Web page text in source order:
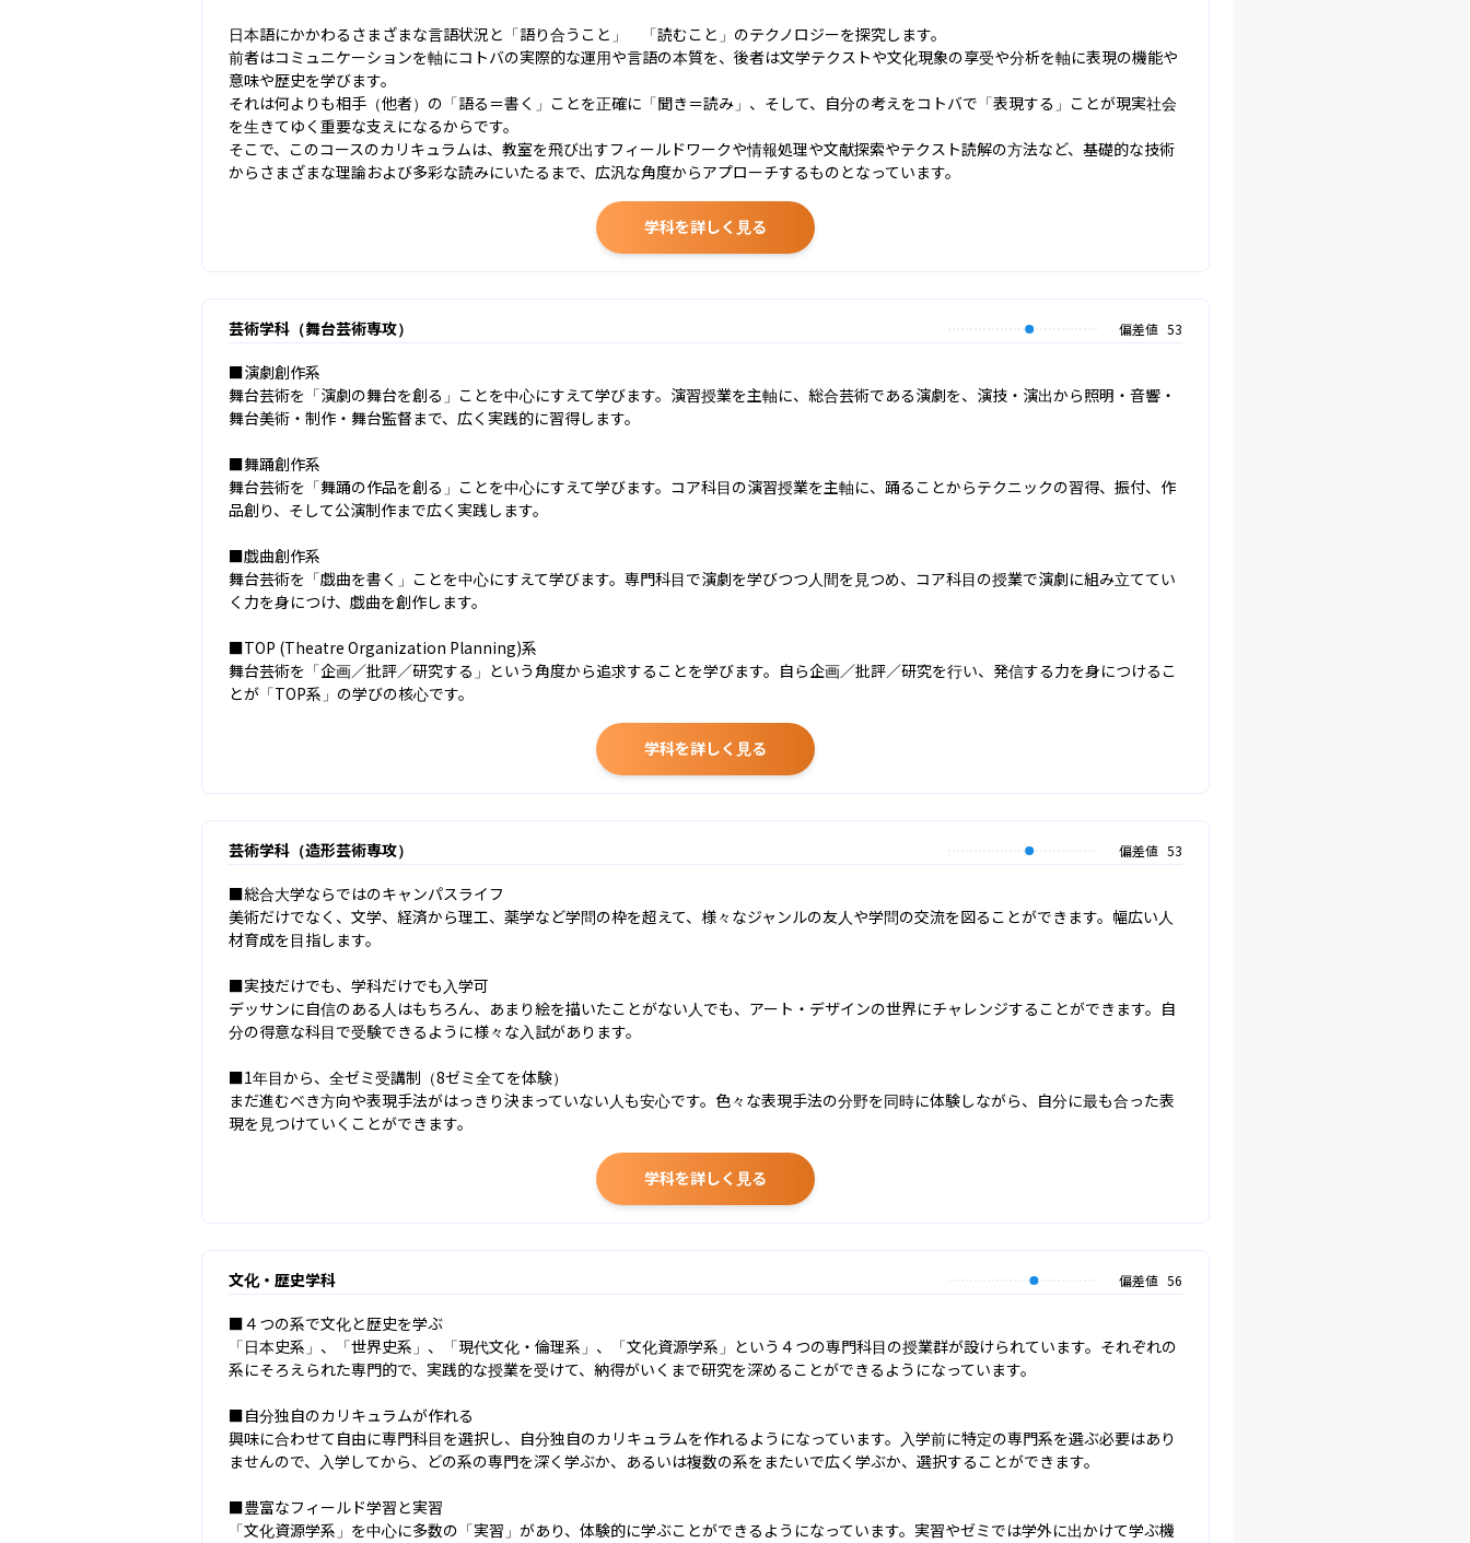
日本語にかかわるさまざまな言語状況と「語り合うこと」　「読むこと」のテクノロジーを探究します。
前者はコミュニケーションを軸にコトバの実際的な運用や言語の本質を、後者は文学テクストや文化現象の享受や分析を軸に表現の機能や
意味や歴史を学びます。
それは何よりも相手（他者）の「語る＝書く」ことを正確に「聞き＝読み」、そして、自分の考えをコトバで「表現する」ことが現実社会
を生きてゆく重要な支えになるからです。
そこで、このコースのカリキュラムは、教室を飛び出すフィールドワークや情報処理や文献探索やテクスト読解の方法など、基礎的な技術
からさまざまな理論および多彩な読みにいたるまで、広汎な角度からアプローチするものとなっています。
学科を詳しく見る
芸術学科（舞台芸術専攻） 偏差値 53
■演劇創作系
舞台芸術を「演劇の舞台を創る」ことを中心にすえて学びます。演習授業を主軸に、総合芸術である演劇を、演技・演出から照明・音響・
舞台美術・制作・舞台監督まで、広く実践的に習得します。
■舞踊創作系
舞台芸術を「舞踊の作品を創る」ことを中心にすえて学びます。コア科目の演習授業を主軸に、踊ることからテクニックの習得、振付、作
品創り、そして公演制作まで広く実践します。
■戯曲創作系
舞台芸術を「戯曲を書く」ことを中心にすえて学びます。専門科目で演劇を学びつつ人間を見つめ、コア科目の授業で演劇に組み立ててい
く力を身につけ、戯曲を創作します。
■TOP (Theatre Organization Planning)系
舞台芸術を「企画／批評／研究する」という角度から追求することを学びます。自ら企画／批評／研究を行い、発信する力を身につけるこ
とが「TOP系」の学びの核心です。
学科を詳しく見る
芸術学科（造形芸術専攻） 偏差値 53
■総合大学ならではのキャンパスライフ
美術だけでなく、文学、経済から理工、薬学など学問の枠を超えて、様々なジャンルの友人や学問の交流を図ることができます。幅広い人
材育成を目指します。
■実技だけでも、学科だけでも入学可
デッサンに自信のある人はもちろん、あまり絵を描いたことがない人でも、アート・デザインの世界にチャレンジすることができます。自
分の得意な科目で受験できるように様々な入試があります。
■1年目から、全ゼミ受講制（8ゼミ全てを体験）
まだ進むべき方向や表現手法がはっきり決まっていない人も安心です。色々な表現手法の分野を同時に体験しながら、自分に最も合った表
現を見つけていくことができます。
学科を詳しく見る
文化・歴史学科 偏差値 56
■４つの系で文化と歴史を学ぶ
「日本史系」、「世界史系」、「現代文化・倫理系」、「文化資源学系」という４つの専門科目の授業群が設けられています。それぞれの
系にそろえられた専門的で、実践的な授業を受けて、納得がいくまで研究を深めることができるようになっています。
■自分独自のカリキュラムが作れる
興味に合わせて自由に専門科目を選択し、自分独自のカリキュラムを作れるようになっています。入学前に特定の専門系を選ぶ必要はあり
ませんので、入学してから、どの系の専門を深く学ぶか、あるいは複数の系をまたいで広く学ぶか、選択することができます。
■豊富なフィールド学習と実習
「文化資源学系」を中心に多数の「実習」があり、体験的に学ぶことができるようになっています。実習やゼミでは学外に出かけて学ぶ機